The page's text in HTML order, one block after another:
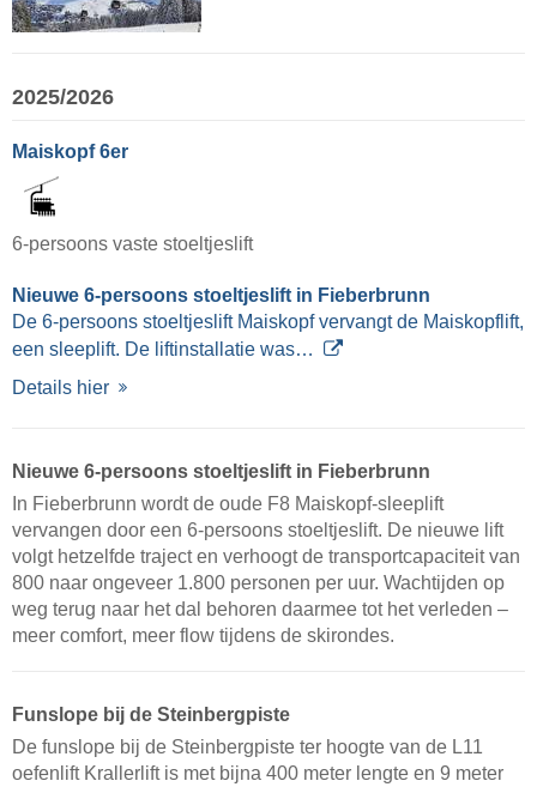
2025/2026
Maiskopf 6er
6-persoons vaste stoeltjeslift
Nieuwe 6-persoons stoeltjeslift in Fieberbrunn
De 6-persoons stoeltjeslift Maiskopf vervangt de Maiskopflift,
een sleeplift. De liftinstallatie was…
Details hier
Nieuwe 6-persoons stoeltjeslift in Fieberbrunn
In Fieberbrunn wordt de oude F8 Maiskopf-sleeplift
vervangen door een 6-persoons stoeltjeslift. De nieuwe lift
volgt hetzelfde traject en verhoogt de transportcapaciteit van
800 naar ongeveer 1.800 personen per uur. Wachtijden op
weg terug naar het dal behoren daarmee tot het verleden –
meer comfort, meer flow tijdens de skirondes.
Funslope bij de Steinbergpiste
De funslope bij de Steinbergpiste ter hoogte van de L11
oefenlift Krallerlift is met bijna 400 meter lengte en 9 meter